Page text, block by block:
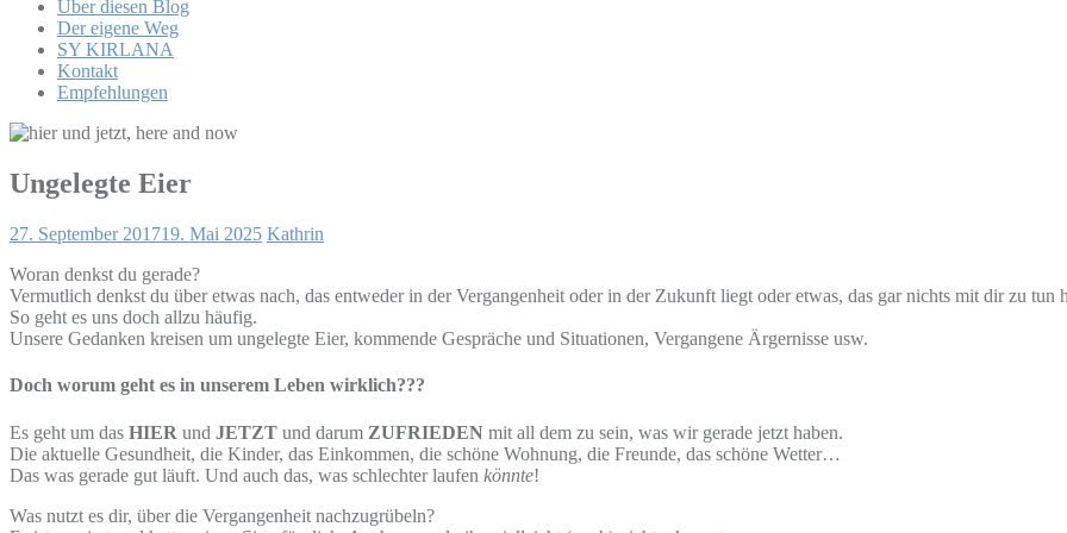
Über diesen Blog
Der eigene Weg
SY KIRLANA
Kontakt
Empfehlungen
Ungelegte Eier
27. September 201719. Mai 2025 Kathrin
Woran denkst du gerade?
Vermutlich denkst du über etwas nach, das entweder in der Vergangenheit oder in der Zukunft liegt oder etwas, das gar nichts mit dir zu
So geht es uns doch allzu häufig.
Unsere Gedanken kreisen um ungelegte Eier, kommende Gespräche und Situationen, Vergangene Ärgernisse usw.
Doch worum geht es in unserem Leben wirklich???
Es geht um das HIER und JETZT und darum ZUFRIEDEN mit all dem zu sein, was wir gerade jetzt haben.
Die aktuelle Gesundheit, die Kinder, das Einkommen, die schöne Wohnung, die Freunde, das schöne Wetter…
Das was gerade gut läuft. Und auch das, was schlechter laufen könnte!
Was nutzt es dir, über die Vergangenheit nachzugrübeln?